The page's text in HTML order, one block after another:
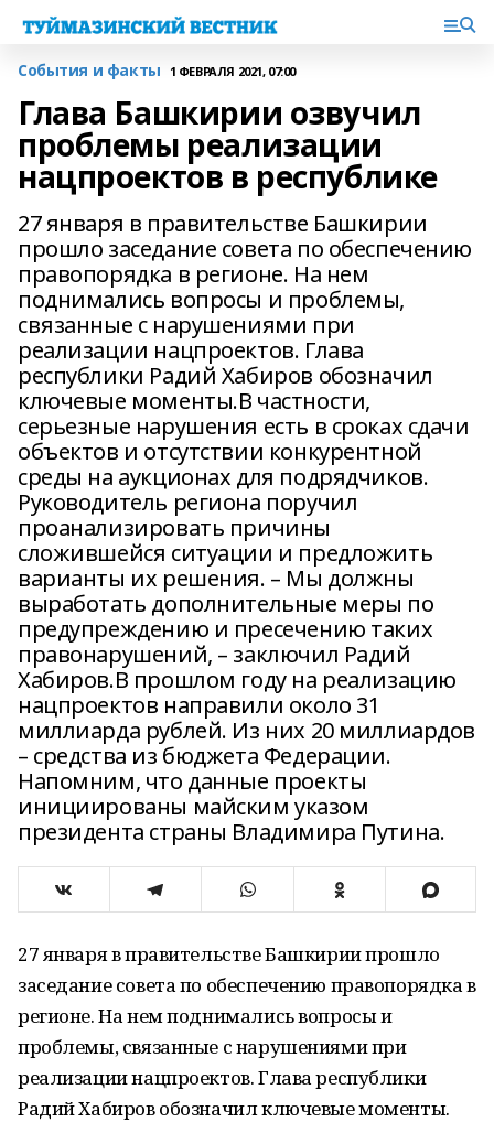
События и факты 1 ФЕВРАЛЯ 2021, 07:00
Глава Башкирии озвучил
проблемы реализации
нацпроектов в республике
27 января в правительстве Башкирии
прошло заседание совета по обеспечению
правопорядка в регионе. На нем
поднимались вопросы и проблемы,
связанные с нарушениями при
реализации нацпроектов. Глава
республики Радий Хабиров обозначил
ключевые моменты.В частности,
серьезные нарушения есть в сроках сдачи
объектов и отсутствии конкурентной
среды на аукционах для подрядчиков.
Руководитель региона поручил
проанализировать причины
сложившейся ситуации и предложить
варианты их решения. – Мы должны
выработать дополнительные меры по
предупреждению и пресечению таких
правонарушений, – заключил Радий
Хабиров.В прошлом году на реализацию
нацпроектов направили около 31
миллиарда рублей. Из них 20 миллиардов
– средства из бюджета Федерации.
Напомним, что данные проекты
инициированы майским указом
президента страны Владимира Путина.
27 января в правительстве Башкирии прошло
заседание совета по обеспечению правопорядка в
регионе. На нем поднимались вопросы и
проблемы, связанные с нарушениями при
реализации нацпроектов. Глава республики
Радий Хабиров обозначил ключевые моменты.